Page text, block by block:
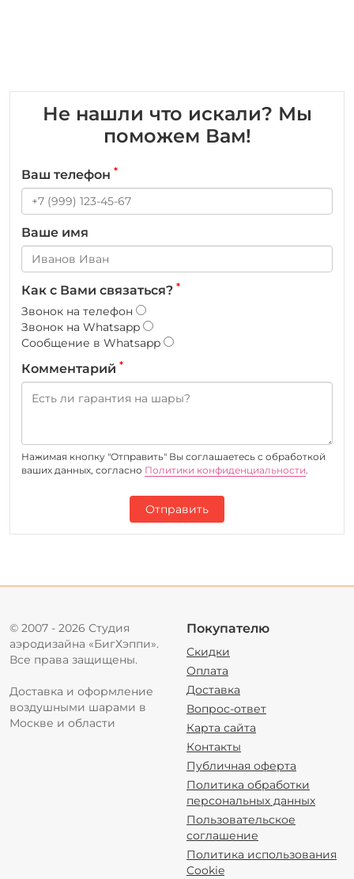
Не нашли что искали? Мы
поможем Вам!
Ваш телефон *
Ваше имя
Как с Вами связаться? *
Звонок на телефон
Звонок на Whatsapp
Сообщение в Whatsapp
Комментарий *
Нажимая кнопку "Отправить" Вы соглашаетесь c обработкой
ваших данных, согласно Политики конфиденциальности.
Отправить
© 2007 - 2026 Студия
аэродизайна «БигХэппи».
Все права защищены.
Доставка и оформление
воздушными шарами в
Москве и области
Покупателю
Скидки
Оплата
Доставка
Вопрос-ответ
Карта сайта
Контакты
Публичная оферта
Политика обработки
персональных данных
Пользовательское
соглашение
Политика использования
Cookie